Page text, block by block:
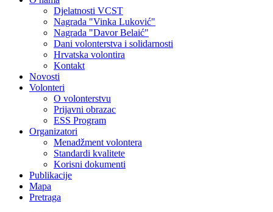
Djelatnosti VCST
Nagrada "Vinka Luković"
Nagrada "Davor Belaić"
Dani volonterstva i solidarnosti
Hrvatska volontira
Kontakt
Novosti
Volonteri
O volonterstvu
Prijavni obrazac
ESS Program
Organizatori
Menadžment volontera
Standardi kvalitete
Korisni dokumenti
Publikacije
Mapa
Pretraga